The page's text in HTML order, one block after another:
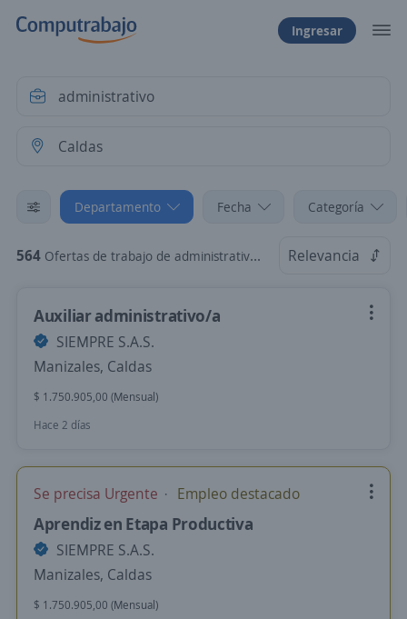
Ingresar
Departamento Fecha Categoría
564 Ofertas de trabajo de administrativo en Caldas Relevancia
Auxiliar administrativo/a
SIEMPRE S.A.S.
Manizales, Caldas
$ 1.750.905,00 (Mensual)
Hace 2 días
Se precisa Urgente Empleo destacado
Aprendiz en Etapa Productiva
SIEMPRE S.A.S.
Manizales, Caldas
$ 1.750.905,00 (Mensual)